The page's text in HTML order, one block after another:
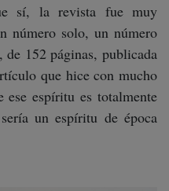
sí, la revista fue muy
número solo, un número
152 páginas, publicada
que hice con mucho
ese espíritu es totalmente
un espíritu de época